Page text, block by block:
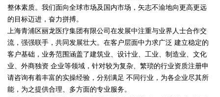
整体素质。我们面向全球市场及国内市场，矢志不渝地向更高更远
的目标迈进，奋力拼搏。
上海青浦区丽龙医疗集团有限公司在发展中注重与业界人士合作交
流，强强联手，共同发展壮大。在客户层面中力求广泛 建立稳定的
客户基础，业务范围涵盖了建筑业、设计业、工业、制造业、文化
业、外商独资 企业等领域，针对较为复杂、繁琐的行业资质注册申
请咨询有着丰富的实操经验，分别满足 不同行业，为各企业尽其所
能，为之提供合理、多方面的专业服务。